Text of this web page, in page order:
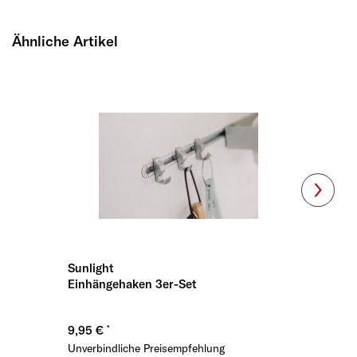
Ähnliche Artikel
Sunlight
Einhängehaken 3er-Set
9,95 €
Unverbindliche Preisempfehlung